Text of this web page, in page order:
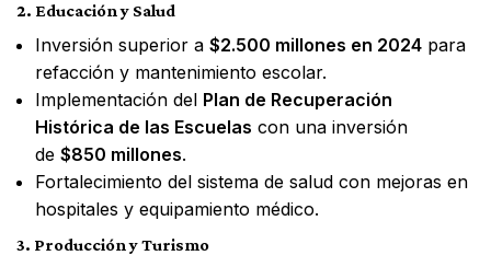
2. Educación y Salud
Inversión superior a $2.500 millones en 2024 para
refacción y mantenimiento escolar.
Implementación del Plan de Recuperación
Histórica de las Escuelas con una inversión
de $850 millones.
Fortalecimiento del sistema de salud con mejoras en
hospitales y equipamiento médico.
3. Producción y Turismo